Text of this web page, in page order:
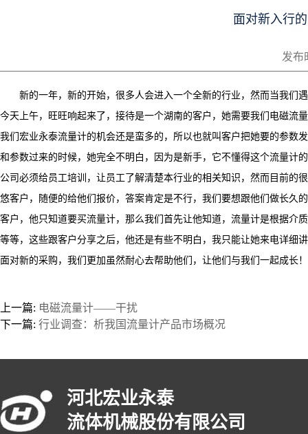
面对新入行
发布
新的一年，新的开始，很多人会进入一个全新的行业，然而当我们
今天上午，旺旺响起来了，接待是一个湖南的客户，她需要我们电磁流
我们宏业永泰流量计的机会还是蛮多的，所以也就叫客户把她要的参数
和参数过来的时候，她完全不明白，因为是新手，它不懂得这个流量计
公司必须给员工培训，让员工了解清楚本行业的相关知识，然而目前的
悠客户，随便的给他们报价，答案肯定是不行，我们要想跟他们做长久
客户，他只知道要买流量计，那么我们首先让他知道，流量计是根据介
等等，这些跟客户分享之后，他还是有些不明白，我只能让她来电详细
面对新的采购，我们更加虽然耐心去帮助他们，让他们与我们一起成长！
上一篇: 电磁流量计——干扰
下一篇: 行业调查：析我国流量计产品市场概况
河北宏业永泰
流体机械股份有限公司